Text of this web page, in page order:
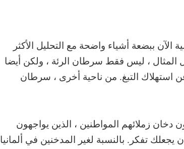
ببضعة أشياء واضحة مع التحليل الأكثر
المثال ، ليس فقط سرطان الرئة ، ولكن أيضا
استهلاك التبغ. من ناحية أخرى ، سرطان
دخان زملائهم المواطنين ، الذين يواجهون
20 في المائة. وهذا يجب أن يجعلك تفكر. بالنسبة لغير المدخنين في ألمانيا